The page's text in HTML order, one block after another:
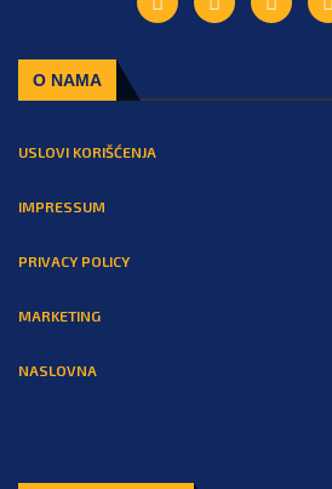
O NAMA
USLOVI KORIŠĆENJA
IMPRESSUM
PRIVACY POLICY
MARKETING
NASLOVNA